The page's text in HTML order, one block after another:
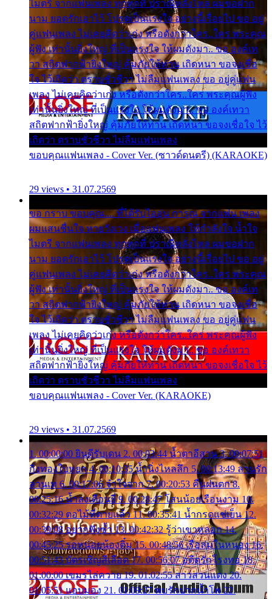
ไมตรี จากแฟนเพลง ทุกทุกที่ ปราณีหลั่งไหล ผมขอฝาก
นาม ยอดรักเอาไว้ โปรดเป็นแรงใจ อย่างนี้เรื่อยไป ขอ อยู่
คู่แฟนเพลง ไม่เคยคิดว่าเก่ง หรือดังกว่าใคร..ใคร พระคุณ
ผู้ฟัง เท่านั้นยิ่งใหญ่ ที่เป็นแรงใจ ให้ผมดังมา.. ขอ องค์เท
วา สถิตฟากฟ้ายิ่งใหญ่ คุ้มภัยให้ท่าน เถิดหนา ขอจงเชื่อ
ใจ ไว้เถิดว่า ตราบชั่วชีวา ไม่ลืมแฟนเพลง ขอ อยู่คู่แฟน
เพลง ไม่เคยคิดว่าเก่ง หรือดังกว่าใคร..ใคร พระคุณผู้ฟัง
เท่านั้นยิ่งใหญ่ ที่เป็นแรงใจ ให้ผมดังมา.. ขอ องค์เทวา
สถิตฟากฟ้ายิ่งใหญ่ คุ้มภัยให้ท่าน เถิดหนา ขอจงเชื่อใจ ไว้
เถิดว่า ตราบชั่วชีวา ไม่ลืมแฟนเพลง
ขอบคุณแฟนเพลง - Cover Ver. (ซาวด์ดนตรี) (KARAOKE)
29 views • 31.07.2569
ขอ กราบ ขอบคุณ.... ที่ได้รับไออุ่น การุณ จากแฟน เพลง
ผมแสนชื่นใจ หายวังเวง เมื่อแฟนเพลง ให้กำลังใจ น้ำใจ
ไมตรี จากแฟนเพลง ทุกทุกที่ ปราณีหลั่งไหล ผมขอฝาก
นาม ยอดรักเอาไว้ โปรดเป็นแรงใจ อย่างนี้เรื่อยไป ขอ อยู่
คู่แฟนเพลง ไม่เคยคิดว่าเก่ง หรือดังกว่าใคร..ใคร พระคุณ
ผู้ฟัง เท่านั้นยิ่งใหญ่ ที่เป็นแรงใจ ให้ผมดังมา.. ขอ องค์เท
วา สถิตฟากฟ้ายิ่งใหญ่ คุ้มภัยให้ท่าน เถิดหนา ขอจงเชื่อ
ใจ ไว้เถิดว่า ตราบชั่วชีวา ไม่ลืมแฟนเพลง ขอ อยู่คู่แฟน
เพลง ไม่เคยคิดว่าเก่ง หรือดังกว่าใคร..ใคร พระคุณผู้ฟัง
เท่านั้นยิ่งใหญ่ ที่เป็นแรงใจ ให้ผมดังมา.. ขอ องค์เทวา
สถิตฟากฟ้ายิ่งใหญ่ คุ้มภัยให้ท่าน เถิดหนา ขอจงเชื่อใจ ไว้
เถิดว่า ตราบชั่วชีวา ไม่ลืมแฟนเพลง
ขอบคุณแฟนเพลง - Cover Ver. (KARAOKE)
29 views • 31.07.2569
1. 00:00:00 ยินดีรับเดน 2. 00:03:44 น้ำตาอีสาน 3. 00:07:51
กิ่งทองใบหยก 4. 00:10:35 น้ำนิ่งไหลลึก 5. 00:13:49 ลานรัก
ลานเท 6. 00:17:06 จำใจจาก 7. 00:20:53 คืนฝนตก 8.
00:25:16 น้ำลงเดือนยี่ 9. 00:28:47 โสนน้อยเรือนงาม 10.
00:32:29 ตอไม้ที่ตายแล้ว 11. 00:35:41 น้ำกรดแช่เย็น 12.
00:39:08 อยากฟังซ้ำ 13. 00:42:32 รู้ว่าเขาหลอก 14.
00:45:25 รอหน่อยน้องติ๋ม 15. 00:48:56 เรือล่มในหนอง 16.
00:51:43 บัตรเชิญสีเลือด 17. 00:56:07 อดีตรักโรงทอ 18.
01:00:00 เขมรไล่ควาย 19. 01:02:55 สาวสวนแตง 20.
01:05:51 แอบมอง 21. 01:09:27 พบรักปากน้ำโพ 22.